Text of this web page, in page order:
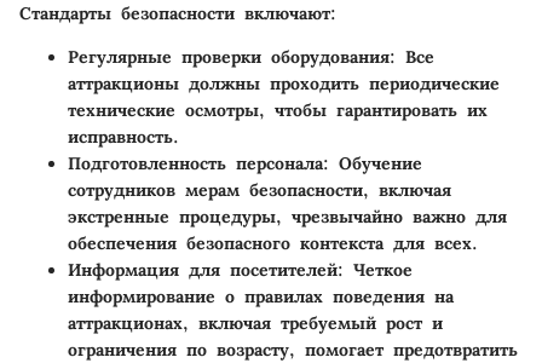
Стандарты безопасности включают:
Регулярные проверки оборудования: Все
аттракционы должны проходить периодические
технические осмотры, чтобы гарантировать их
исправность.
Подготовленность персонала: Обучение
сотрудников мерам безопасности, включая
экстренные процедуры, чрезвычайно важно для
обеспечения безопасного контекста для всех.
Информация для посетителей: Четкое
информирование о правилах поведения на
аттракционах, включая требуемый рост и
ограничения по возрасту, помогает предотвратить